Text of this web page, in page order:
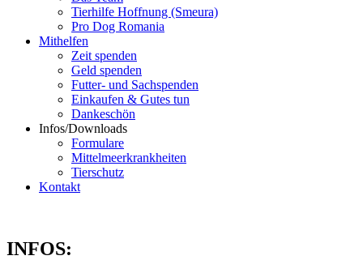
Tierhilfe Hoffnung (Smeura)
Pro Dog Romania
Mithelfen
Zeit spenden
Geld spenden
Futter- und Sachspenden
Einkaufen & Gutes tun
Dankeschön
Infos/Downloads
Formulare
Mittelmeerkrankheiten
Tierschutz
Kontakt
INFOS: